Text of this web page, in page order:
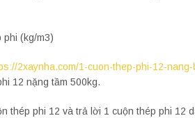
phi (kg/m3)
2xaynha.com/1-cuon-thep-phi-12-
12 nặng tầm 500kg.
thép phi 12 và trả lời 1 cuộn thép phi 12